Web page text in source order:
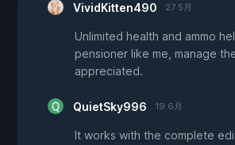
VividKitten490 27 5月
Unlimited health and ammo
pensioner like me, manage
appreciated.
QuietSky996 19 6月
It works with the complete